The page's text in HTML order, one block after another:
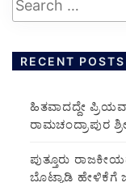
RECENT POSTS
ಹಿತವಾದದ್ದೇ
ರಾಮಚಂದ್ರಾಪುರ
ಪುತ್ತೂರು
ಬೊಟ್ಯಾಡಿ ಹೇಳಿಕೆಗೆ